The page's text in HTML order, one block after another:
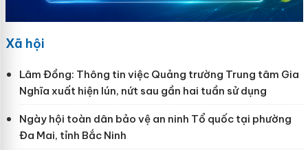
Xã hội
Lâm Đồng: Thông tin việc Quảng trường Trung tâm Gia
Nghĩa xuất hiện lún, nứt sau gần hai tuần sử dụng
Ngày hội toàn dân bảo vệ an ninh Tổ quốc tại phường
Đa Mai, tỉnh Bắc Ninh